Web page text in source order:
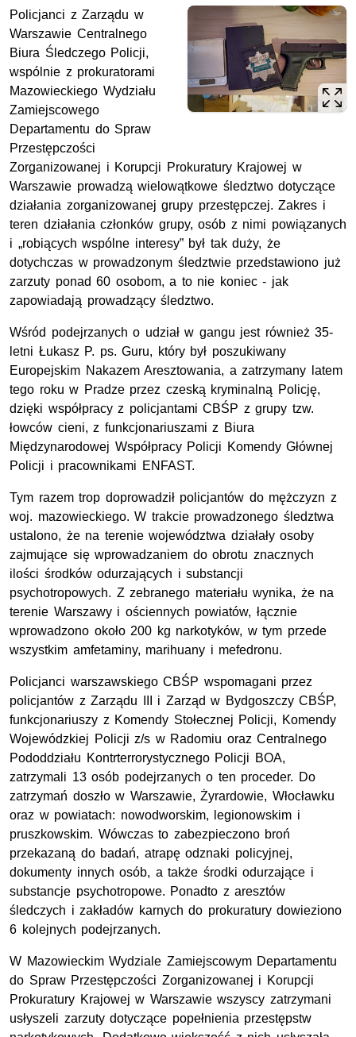
Policjanci z Zarządu w
Warszawie Centralnego
Biura Śledczego Policji,
wspólnie z prokuratorami
Mazowieckiego Wydziału
Zamiejscowego
Departamentu do Spraw
Przestępczości
Zorganizowanej i Korupcji Prokuratury Krajowej w
Warszawie prowadzą wielowątkowe śledztwo dotyczące
działania zorganizowanej grupy przestępczej. Zakres i
teren działania członków grupy, osób z nimi powiązanych
i „robiących wspólne interesy” był tak duży, że
dotychczas w prowadzonym śledztwie przedstawiono już
zarzuty ponad 60 osobom, a to nie koniec - jak
zapowiadają prowadzący śledztwo.
Wśród podejrzanych o udział w gangu jest również 35-
letni Łukasz P. ps. Guru, który był poszukiwany
Europejskim Nakazem Aresztowania, a zatrzymany latem
tego roku w Pradze przez czeską kryminalną Policję,
dzięki współpracy z policjantami CBŚP z grupy tzw.
łowców cieni, z funkcjonariuszami z Biura
Międzynarodowej Współpracy Policji Komendy Głównej
Policji i pracownikami ENFAST.
Tym razem trop doprowadził policjantów do mężczyzn z
woj. mazowieckiego. W trakcie prowadzonego śledztwa
ustalono, że na terenie województwa działały osoby
zajmujące się wprowadzaniem do obrotu znacznych
ilości środków odurzających i substancji
psychotropowych. Z zebranego materiału wynika, że na
terenie Warszawy i ościennych powiatów, łącznie
wprowadzono około 200 kg narkotyków, w tym przede
wszystkim amfetaminy, marihuany i mefedronu.
Policjanci warszawskiego CBŚP wspomagani przez
policjantów z Zarządu III i Zarząd w Bydgoszczy CBŚP,
funkcjonariuszy z Komendy Stołecznej Policji, Komendy
Wojewódzkiej Policji z/s w Radomiu oraz Centralnego
Pododdziału Kontrterrorystycznego Policji BOA,
zatrzymali 13 osób podejrzanych o ten proceder. Do
zatrzymań doszło w Warszawie, Żyrardowie, Włocławku
oraz w powiatach: nowodworskim, legionowskim i
pruszkowskim. Wówczas to zabezpieczono broń
przekazaną do badań, atrapę odznaki policyjnej,
dokumenty innych osób, a także środki odurzające i
substancje psychotropowe. Ponadto z aresztów
śledczych i zakładów karnych do prokuratury dowieziono
6 kolejnych podejrzanych.
W Mazowieckim Wydziale Zamiejscowym Departamentu
do Spraw Przestępczości Zorganizowanej i Korupcji
Prokuratury Krajowej w Warszawie wszyscy zatrzymani
usłyszeli zarzuty dotyczące popełnienia przestępstw